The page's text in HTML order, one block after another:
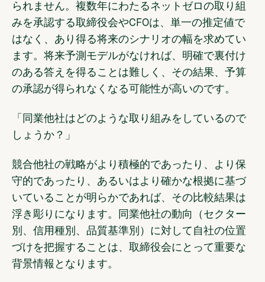
られません。複数年にわたるネットゼロの取り組
みを承認する取締役会やCFOは、単一の推定値で
はなく、あり得る将来のシナリオの幅を求めてい
ます。将来予測モデルがなければ、明確で裏付け
のある答えを得ることは難しく、その結果、予算
の承認が得られなくなる可能性が高いのです。
「同業他社はどのような取り組みをしているので
しょうか？」
競合他社の戦略がより積極的であったり、より保
守的であったり、あるいはより確かな根拠に基づ
いていることが明らかであれば、その比較結果は
浮き彫りになります。同業他社の動向（セクター
別、信用種別、品質基準別）に対して自社の位置
づけを把握することは、取締役会にとって重要な
背景情報となります。